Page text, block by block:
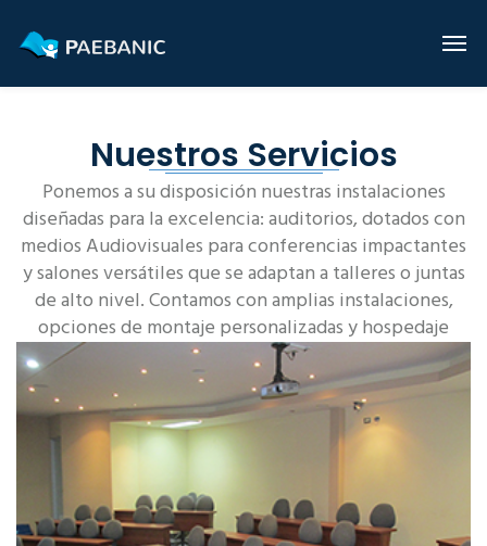
Nuestros Servicios
Ponemos a su disposición nuestras instalaciones
diseñadas para la excelencia: auditorios, dotados con
medios Audiovisuales para conferencias impactantes
y salones versátiles que se adaptan a talleres o juntas
de alto nivel. Contamos con amplias instalaciones,
opciones de montaje personalizadas y hospedaje